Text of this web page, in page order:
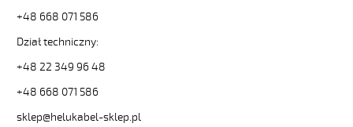
numerowane,
bezh.
Hekulabel
11263].
HELUKABEL
+48 668 071 586
Dział techniczny:
+48 22 349 96 48
+48 668 071 586
sklep@helukabel-sklep.pl